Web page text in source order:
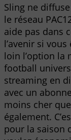
Sling ne
le réseau
aide pas dans
l’avenir si vous
loin l’option la
football
streaming en
avec un
moins cher
également.
pour la saison